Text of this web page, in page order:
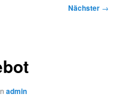
Nächster →
admin